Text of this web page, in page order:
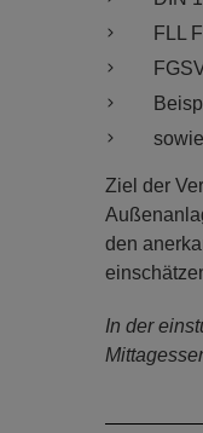
FLL
Ziel der
den
In der